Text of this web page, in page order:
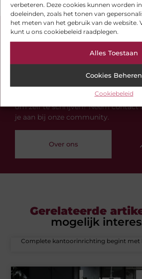
verbeteren. Deze cookies kunnen worden
doeleinden, zoals het tonen van
het meten van het gebruik van de website.
kunt u ons cookiebeleid raadplegen.
Alles Toestaan
Cookies Beheren
Cookiebeleid
Bekijk meer
S-pat.nl is de plek voor blogs over
onderwerpen. Of je nu op zoek bent
jouw kennis wilt delen of
aangaan, bij ons ben je aan het
om zelf te schrijven? Neem contact
je aan bij onze community.
Over ons
Gerelateerde
mogelijk
Complete kantoorinrichting begint met